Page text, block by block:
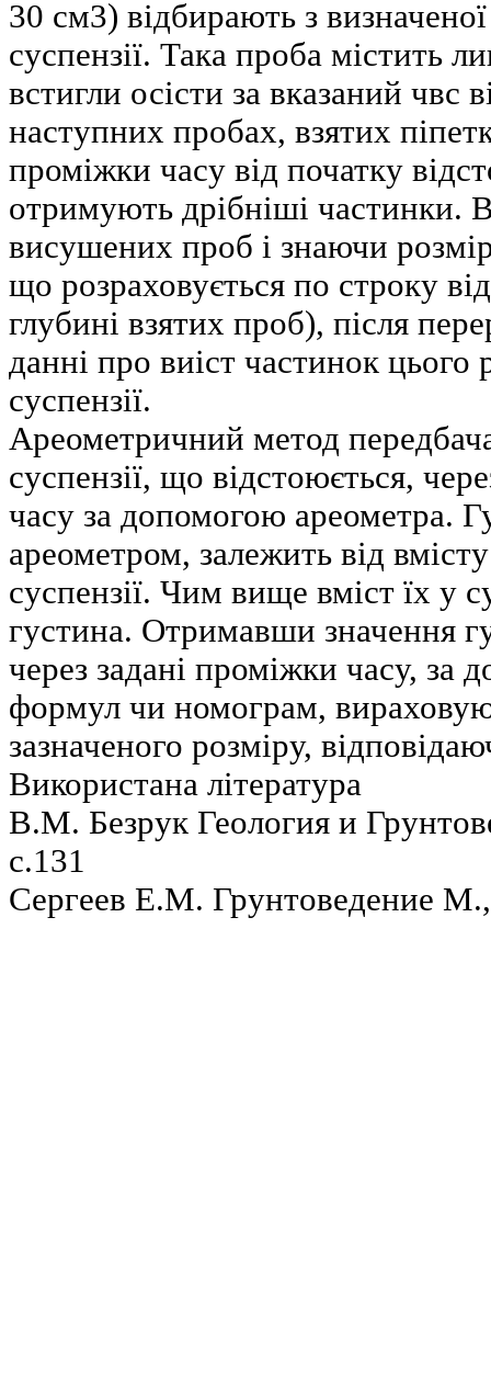
30 см3) відбирають з
суспензії. Така проба містить
встигли осісти за вказаний чвс
наступних пробах, взятих
проміжки часу від початку
отримують дрібніші частинки.
висушених проб і знаючи
що розраховується по строку
глубині взятих проб), після
данні про виіст частинок цього
суспензії.
Ареометричний метод
суспензії, що відстоюється,
часу за допомогою ареометра.
ареометром, залежить від
суспензії. Чим вище вміст їх у
густина. Отримавши значення
через задані проміжки часу, за
формул чи номограм,
зазначеного розміру,
Використана література
В.М. Безрук Геология и
с.131
Сергеев Е.М. Грунтоведение